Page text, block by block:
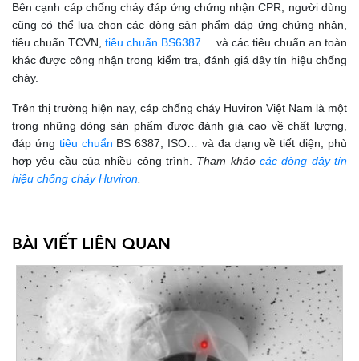
Bên cạnh cáp chống cháy đáp ứng chứng nhận CPR, người dùng
cũng có thể lựa chọn các dòng sản phẩm đáp ứng chứng nhận,
tiêu chuẩn TCVN,tiêu chuẩn BS6387 … và các tiêu chuẩn an toàn
khác được công nhận trong kiểm tra, đánh giá dây tín hiệu chống
cháy.
Trên thị trường hiện nay, cáp chống cháy Huviron Việt Nam là một
trong những dòng sản phẩm được đánh giá cao về chất lượng,
đáp ứng tiêu chuẩn BS 6387, ISO… và đa dạng về tiết diện, phù
hợp yêu cầu của nhiều công trình. Tham khảocác dòng dây tín
hiệu chống cháy Huviron
BÀI VIẾT LIÊN QUAN